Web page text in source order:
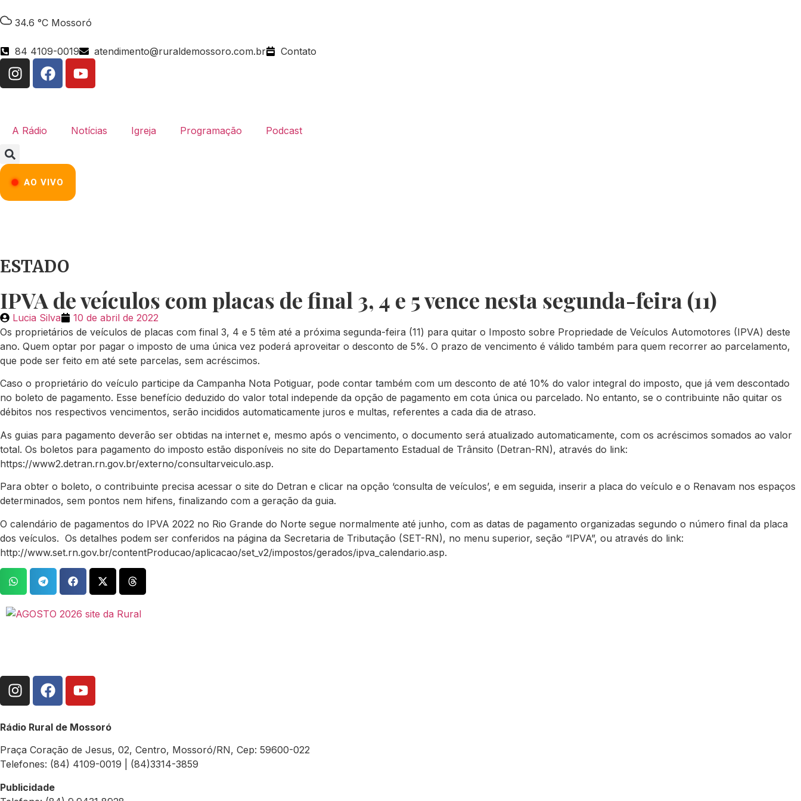
34.6 °C Mossoró
84 4109-0019 atendimento@ruraldemossoro.com.br Contato
A Rádio Notícias Igreja Programação Podcast
AO VIVO
ESTADO
IPVA de veículos com placas de final 3, 4 e 5 vence nesta segunda-feira (11)
Lucia Silva
10 de abril de 2022
Os proprietários de veículos de placas com final 3, 4 e 5 têm até a próxima segunda-feira (11) para quitar o Imposto sobre Propriedade de Veículos Automotores (IPVA) deste
ano. Quem optar por pagar o imposto de uma única vez poderá aproveitar o desconto de 5%. O prazo de vencimento é válido também para quem recorrer ao parcelamento,
que pode ser feito em até sete parcelas, sem acréscimos.
Caso o proprietário do veículo participe da Campanha Nota Potiguar, pode contar também com um desconto de até 10% do valor integral do imposto, que já vem descontado
no boleto de pagamento. Esse benefício deduzido do valor total independe da opção de pagamento em cota única ou parcelado. No entanto, se o contribuinte não quitar os
débitos nos respectivos vencimentos, serão incididos automaticamente juros e multas, referentes a cada dia de atraso.
As guias para pagamento deverão ser obtidas na internet e, mesmo após o vencimento, o documento será atualizado automaticamente, com os acréscimos somados ao valor
total. Os boletos para pagamento do imposto estão disponíveis no site do Departamento Estadual de Trânsito (Detran-RN), através do link:
https://www2.detran.rn.gov.br/externo/consultarveiculo.asp.
Para obter o boleto, o contribuinte precisa acessar o site do Detran e clicar na opção ‘consulta de veículos’, e em seguida, inserir a placa do veículo e o Renavam nos espaços
determinados, sem pontos nem hifens, finalizando com a geração da guia.
O calendário de pagamentos do IPVA 2022 no Rio Grande do Norte segue normalmente até junho, com as datas de pagamento organizadas segundo o número final da placa
dos veículos. Os detalhes podem ser conferidos na página da Secretaria de Tributação (SET-RN), no menu superior, seção “IPVA”, ou através do link:
http://www.set.rn.gov.br/contentProducao/aplicacao/set_v2/impostos/gerados/ipva_calendario.asp.
Rádio Rural de Mossoró
Praça Coração de Jesus, 02, Centro, Mossoró/RN, Cep: 59600-022
Telefones: (84) 4109-0019 | (84)3314-3859
Publicidade